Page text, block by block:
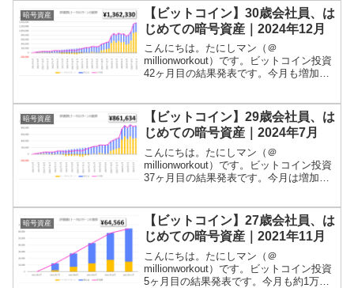
ポイ活、家計簿などの記録をつけていま
すが、ビッ...
暗号資産
【ビットコイン】30歳会社員、は
じめての暗号資産｜2024年12月
こんにちは。たにしマン（＠
millionworkout）です。ビットコイン投資
42ヶ月目の結果発表です。今月も増加し
家計簿などの記録をつけていますが、ビ
ットコインの...
暗号資産
【ビットコイン】29歳会社員、は
じめての暗号資産｜2024年7月
こんにちは。たにしマン（＠
millionworkout）です。ビットコイン投資
37ヶ月目の結果発表です。今月は増加し
家計簿などの記録をつけていますが、ビ
ットコインの運...
暗号資産
【ビットコイン】27歳会社員、は
じめての暗号資産｜2021年11月
こんにちは。たにしマン（＠
millionworkout）です。ビットコイン投資
5ヶ月目の結果発表です。今月も約1万円